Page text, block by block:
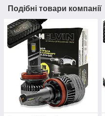
Подібні товари компанії